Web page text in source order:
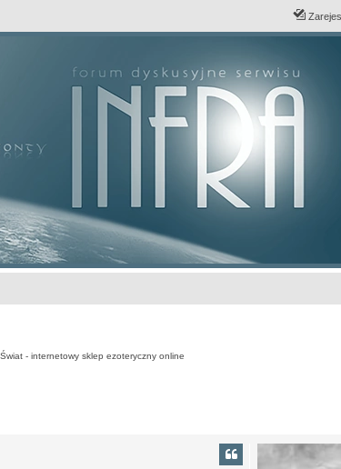
- internetowy sklep ezoteryczny online